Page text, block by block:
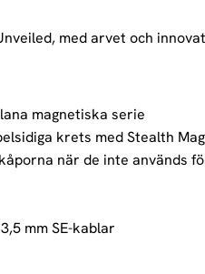
med arvet och
magnetiska serie
krets med Stealth
när de inte används
mm SE-kablar